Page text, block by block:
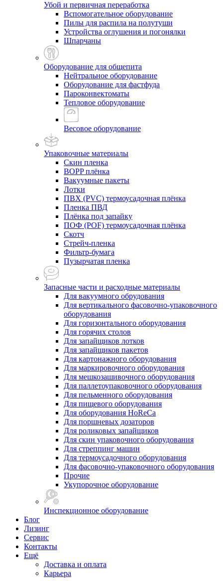
Убой и первичная переработка
Вспомогательное оборудование
Пилы для распила на полутуши
Устройства оглушения и погонялки
Шпарчаны
Оборудование для общепита
Нейтральное оборудование
Оборудование для фастфуда
Пароконвектоматы
Тепловое оборудование
Весовое оборудование
Упаковочные материалы
Скин пленка
BOPP плёнка
Вакуумные пакеты
Лотки
ПВХ (PVC) термоусадочная плёнка
Пленка ПВД
Плёнка под запайку
ПОФ (POF) термоусадочная плёнка
Скотч
Стрейч-пленка
Фильтр-бумага
Пузырчатая пленка
Запасные части и расходные материалы
Для вакуумного обрудования
Для вертикального фасовочно-упаковочного
оборудования
Для горизонтального оборудования
Для горячих столов
Для запайщиков лотков
Для запайщиков пакетов
Для картонажного оборудования
Для маркировочного оборудования
Для мешкозашивочного оборудования
Для паллетоупаковочного оборудования
Для пельменного оборудования
Для пищевого оборудования
Для оборудования HoReCa
Для поршневых дозаторов
Для роликовых запайщиков
Для скин упаковочного оборудования
Для стреппинг машин
Для термоусадочного оборудования
Для фасовочно-упаковочного оборудования
Прочие
Укупорочное оборудование
Инспекционное оборудование
Блог
Лизинг
Сервис
Контакты
Ещё
Доставка и оплата
Карьера